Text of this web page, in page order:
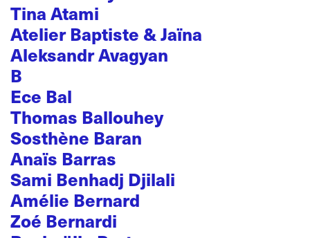
Tina Atami
Atelier Baptiste & Jaïna
Aleksandr Avagyan
B
Ece Bal
Thomas Ballouhey
Sosthène Baran
Anaïs Barras
Sami Benhadj Djilali
Amélie Bernard
Zoé Bernardi